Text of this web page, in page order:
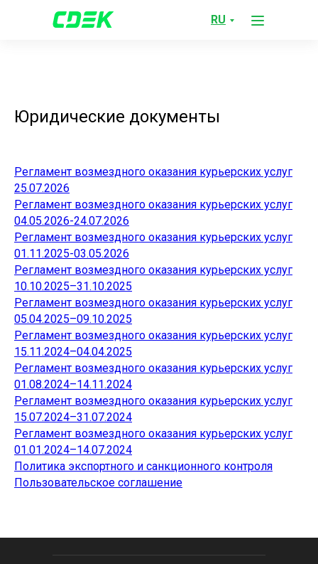
RU
Юридические документы
Регламент возмездного оказания курьерских услуг
25.07.2026
Регламент возмездного оказания курьерских услуг
04.05.2026-24.07.2026
Регламент возмездного оказания курьерских услуг
01.11.2025-03.05.2026
Регламент возмездного оказания курьерских услуг
10.10.2025–31.10.2025
Регламент возмездного оказания курьерских услуг
05.04.2025–09.10.2025
Регламент возмездного оказания курьерских услуг
15.11.2024–04.04.2025
Регламент возмездного оказания курьерских услуг
01.08.2024–14.11.2024
Регламент возмездного оказания курьерских услуг
15.07.2024–31.07.2024
Регламент возмездного оказания курьерских услуг
01.01.2024–14.07.2024
Политика экспортного и санкционного контроля
Пользовательское соглашение